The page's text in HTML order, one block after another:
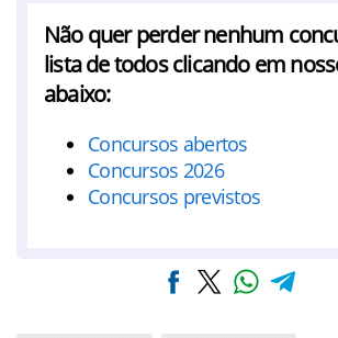
Não quer perder nenhum
lista de todos clicando em
abaixo:
Concursos abertos
Concursos 2026
Concursos previstos